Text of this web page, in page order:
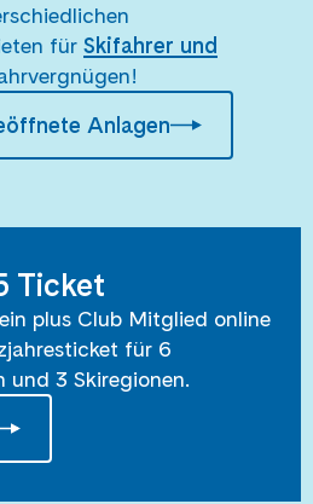
für Skifahrer und
Anlagen
Ticket
plus Club Mitglied online
für 6
und 3 Skiregionen.